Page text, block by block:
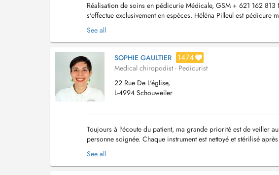
Réalisation de soins en pédicurie Médicale, GSM + 621 162
s'effectue exclusivement en espèces. Héléna Pilleul est pédicure
énergétique par la réflexologie plantaire. En péd...
See all
SOPHIE GAULTIER 1474
Medical chiropodist - Pedicurist
22 Rue De L'église,
L-4994 Schouweiler
Toujours à l'écoute du patient, ma grande priorité est de veiller
personne soignée. Chaque instrument est nettoyé et stérilisé
entre 45min et 1h. En cas d'urgence ...
See all